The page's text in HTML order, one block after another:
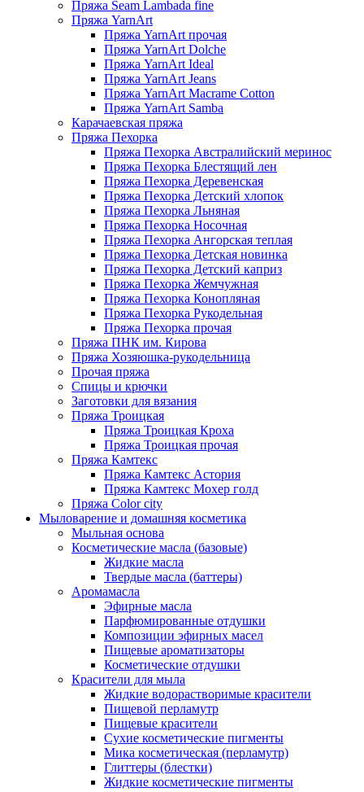
Пряжа Seam Lambada fine
Пряжа YarnArt
Пряжа YarnArt прочая
Пряжа YarnArt Dolche
Пряжа YarnArt Ideal
Пряжа YarnArt Jeans
Пряжа YarnArt Macrame Cotton
Пряжа YarnArt Samba
Карачаевская пряжа
Пряжа Пехорка
Пряжа Пехорка Австралийский меринос
Пряжа Пехорка Блестящий лен
Пряжа Пехорка Деревенская
Пряжа Пехорка Детский хлопок
Пряжа Пехорка Льняная
Пряжа Пехорка Носочная
Пряжа Пехорка Ангорская теплая
Пряжа Пехорка Детская новинка
Пряжа Пехорка Детский каприз
Пряжа Пехорка Жемчужная
Пряжа Пехорка Конопляная
Пряжа Пехорка Рукодельная
Пряжа Пехорка прочая
Пряжа ПНК им. Кирова
Пряжа Хозяюшка-рукодельница
Прочая пряжа
Спицы и крючки
Заготовки для вязания
Пряжа Троицкая
Пряжа Троицкая Кроха
Пряжа Троицкая прочая
Пряжа Камтекс
Пряжа Камтекс Астория
Пряжа Камтекс Мохер голд
Пряжа Color city
Мыловарение и домашняя косметика
Мыльная основа
Косметические масла (базовые)
Жидкие масла
Твердые масла (баттеры)
Аромамасла
Эфирные масла
Парфюмированные отдушки
Композиции эфирных масел
Пищевые ароматизаторы
Косметические отдушки
Красители для мыла
Жидкие водорастворимые красители
Пищевой перламутр
Пищевые красители
Сухие косметические пигменты
Мика косметическая (перламутр)
Глиттеры (блестки)
Жидкие косметические пигменты